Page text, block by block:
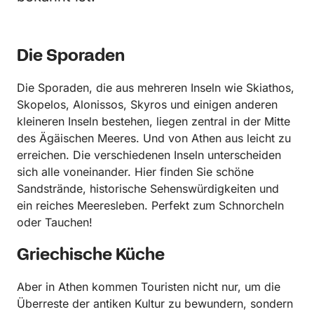
Die Sporaden
Die Sporaden, die aus mehreren Inseln wie Skiathos,
Skopelos, Alonissos, Skyros und einigen anderen
kleineren Inseln bestehen, liegen zentral in der Mitte
des Ägäischen Meeres. Und von Athen aus leicht zu
erreichen. Die verschiedenen Inseln unterscheiden
sich alle voneinander. Hier finden Sie schöne
Sandstrände, historische Sehenswürdigkeiten und
ein reiches Meeresleben. Perfekt zum Schnorcheln
oder Tauchen!
Griechische Küche
Aber in Athen kommen Touristen nicht nur, um die
Überreste der antiken Kultur zu bewundern, sondern